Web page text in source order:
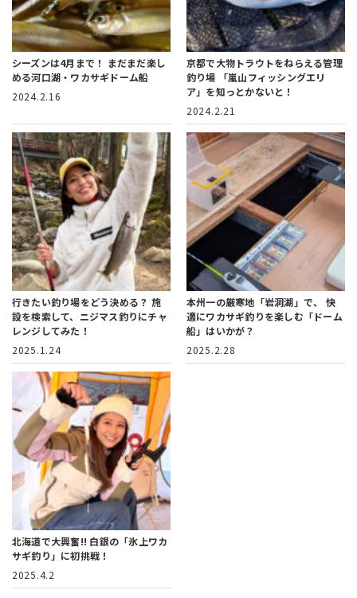
シーズンは4月まで！
まだまだ楽し
める河口湖・ワカサギドーム船
2024.2.16
京都で大物トラウトをねらえる管理
釣り場
「嵐山フィッシングエリ
ア」を知っとかないと！
2024.2.21
行きたい釣り場をどう決める？ 施
設を検索して、ニジマス釣りにチャ
レンジしてみた！
2025.1.24
本州一の厳寒地「岩洞湖」で、 快
適にワカサギ釣りを楽しむ「ドーム
船」はいかが？
2025.2.28
北海道で大興奮!! 白銀の「氷上ワカ
サギ釣り」に初挑戦！
2025.4.2